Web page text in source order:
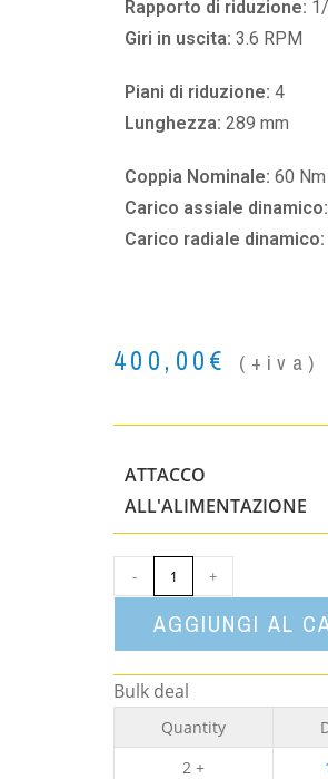
Rapporto di riduzione:
Giri in uscita: 3.6 RPM
Piani di riduzione: 4
Lunghezza: 289 mm
Coppia Nominale: 60 Nm
Carico assiale dinamico:
Carico radiale dinamico:
400,00€ (+iva)
ATTACCO
ALL'ALIMENTAZIONE
- +
AGGIUNGI AL
Bulk deal
Quantity
2 +